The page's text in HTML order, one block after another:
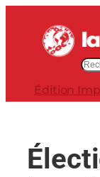
contenu
Édition